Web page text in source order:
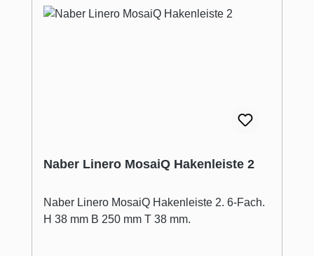
Naber Linero MosaiQ Hakenleiste 2
Naber Linero MosaiQ Hakenleiste 2. 6-Fach.
H 38 mm B 250 mm T 38 mm.